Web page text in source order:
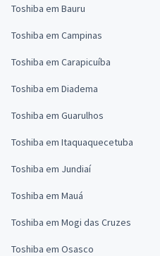
Toshiba em Bauru
Toshiba em Campinas
Toshiba em Carapicuíba
Toshiba em Diadema
Toshiba em Guarulhos
Toshiba em Itaquaquecetuba
Toshiba em Jundiaí
Toshiba em Mauá
Toshiba em Mogi das Cruzes
Toshiba em Osasco